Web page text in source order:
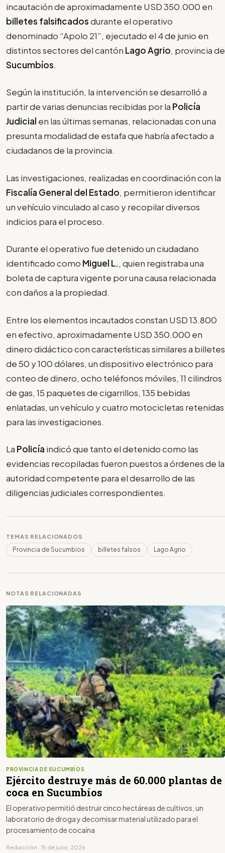
incautación de aproximadamente USD 350.000 en
billetes falsificadosdurante el operativo
denominado “Apolo 21”, ejecutado el 4 de junio en
distintos sectores del cantón Lago Agrio, provincia de
Sucumbíos.
Según la institución, la intervención se desarrolló a
partir de varias denuncias recibidas por la Policía
Judicial en las últimas semanas, relacionadas con una
presunta modalidad de estafa que habría afectado a
ciudadanos de la provincia.
Las investigaciones, realizadas en coordinación con la
Fiscalía General del Estado, permitieron identificar
un vehículo vinculado al caso y recopilar diversos
indicios para el proceso.
Durante el operativo fue detenido un ciudadano
identificado como Miguel L., quien registraba una
boleta de captura vigente por una causa relacionada
con daños a la propiedad.
Entre los elementos incautados constan USD 13.800
en efectivo, aproximadamente USD 350.000 en
dinero didáctico con características similares a billetes
de 50 y 100 dólares, un dispositivo electrónico para
conteo de dinero, ocho teléfonos móviles, 11 cilindros
de gas, 15 paquetes de cigarrillos, 135 bebidas
enlatadas, un vehículo y cuatro motocicletas retenidas
para las investigaciones.
La Policía indicó que tanto el detenido como las
evidencias recopiladas fueron puestos a órdenes de la
autoridad competente para el desarrollo de las
diligencias judiciales correspondientes.
TEMAS RELACIONADOS
Provincia de Sucumbios billetes falsos Lago Agrio
NOTAS RELACIONADAS
PROVINCIA DE SUCUMBÍOS
Ejército destruye más de 60.000 plantas de
coca en Sucumbíos
El operativo permitió destruir cinco hectáreas de cultivos, un
laboratorio de droga y decomisar material utilizado para el
procesamiento de cocaína
Redacción · 15 de julio, 2026